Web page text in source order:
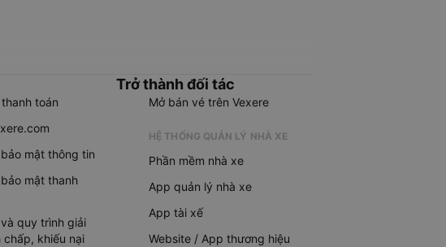
toán
mật thông tin
mật thanh
quy trình giải
khiếu nại
Trở thành đối tác
Mở bán vé trên Vexere
HỆ THỐNG QUẢN LÝ NHÀ XE
Phần mềm nhà xe
App quản lý nhà xe
App tài xế
Website / App thương hiệu